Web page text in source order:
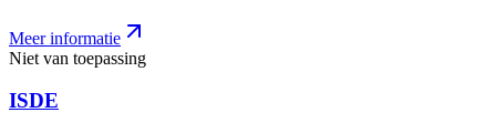
Meer informatie
Niet van toepassing
ISDE